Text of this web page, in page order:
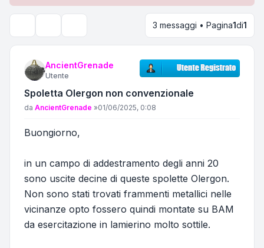
3 messaggi • Pagina1di1
AncientGrenade
Utente
Spoletta Olergon non convenzionale
Messaggio
da AncientGrenade »01/06/2025, 0:08
Buongiorno,
in un campo di addestramento degli anni 20
sono uscite decine di queste spolette Olergon.
Non sono stati trovati frammenti metallici nelle
vicinanze opto fossero quindi montate su BAM
da esercitazione in lamierino molto sottile.